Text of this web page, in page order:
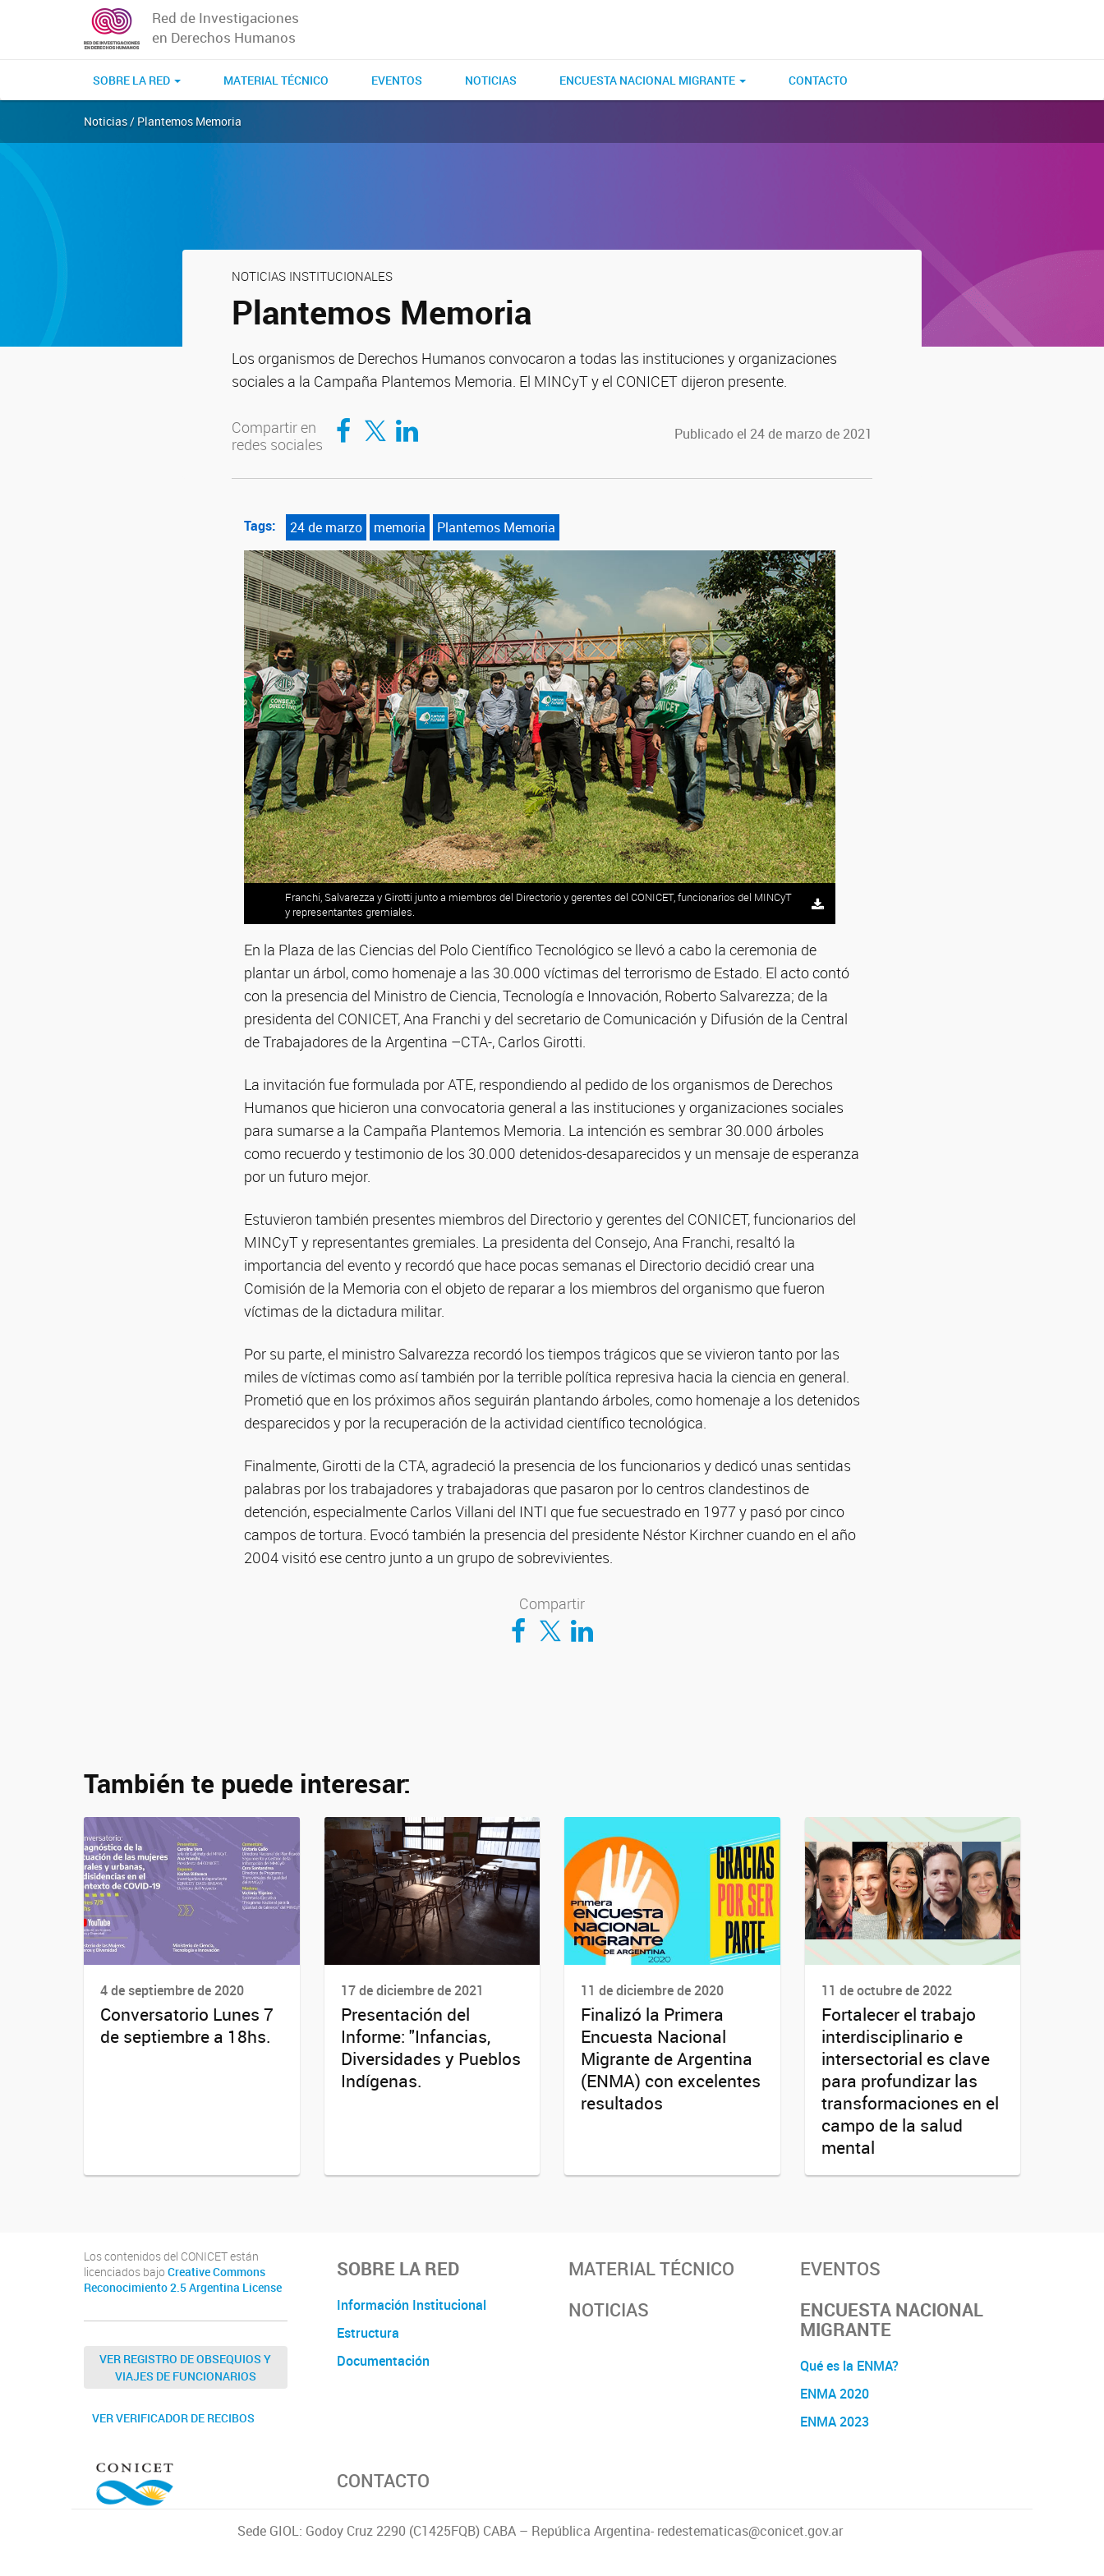
Red de Investigaciones
en Derechos Humanos
SOBRE LA RED MATERIAL TÉCNICO EVENTOS NOTICIAS ENCUESTA NACIONAL MIGRANTE CONTACTO
Noticias / Plantemos Memoria
NOTICIAS INSTITUCIONALES
Plantemos Memoria
Los organismos de Derechos Humanos convocaron a todas las instituciones y organizaciones
sociales a la Campaña Plantemos Memoria. El MINCyT y el CONICET dijeron presente.
Compartir en
redes sociales
Compartir en Facebook Compartir en Twitter Compartir en LinkedIn Publicado el 24 de marzo de 2021
Tags: 24 de marzo memoria Plantemos Memoria
Franchi, Salvarezza y Girotti junto a miembros del Directorio y gerentes del CONICET, funcionarios del MINCyT
y representantes gremiales.
En la Plaza de las Ciencias del Polo Científico Tecnológico se llevó a cabo la ceremonia de
plantar un árbol, como homenaje a las 30.000 víctimas del terrorismo de Estado. El acto contó
con la presencia del Ministro de Ciencia, Tecnología e Innovación, Roberto Salvarezza; de la
presidenta del CONICET, Ana Franchi y del secretario de Comunicación y Difusión de la Central
de Trabajadores de la Argentina –CTA-, Carlos Girotti.
La invitación fue formulada por ATE, respondiendo al pedido de los organismos de Derechos
Humanos que hicieron una convocatoria general a las instituciones y organizaciones sociales
para sumarse a la Campaña Plantemos Memoria. La intención es sembrar 30.000 árboles
como recuerdo y testimonio de los 30.000 detenidos-desaparecidos y un mensaje de esperanza
por un futuro mejor.
Estuvieron también presentes miembros del Directorio y gerentes del CONICET, funcionarios del
MINCyT y representantes gremiales. La presidenta del Consejo, Ana Franchi, resaltó la
importancia del evento y recordó que hace pocas semanas el Directorio decidió crear una
Comisión de la Memoria con el objeto de reparar a los miembros del organismo que fueron
víctimas de la dictadura militar.
Por su parte, el ministro Salvarezza recordó los tiempos trágicos que se vivieron tanto por las
miles de víctimas como así también por la terrible política represiva hacia la ciencia en general.
Prometió que en los próximos años seguirán plantando árboles, como homenaje a los detenidos
desparecidos y por la recuperación de la actividad científico tecnológica.
Finalmente, Girotti de la CTA, agradeció la presencia de los funcionarios y dedicó unas sentidas
palabras por los trabajadores y trabajadoras que pasaron por lo centros clandestinos de
detención, especialmente Carlos Villani del INTI que fue secuestrado en 1977 y pasó por cinco
campos de tortura. Evocó también la presencia del presidente Néstor Kirchner cuando en el año
2004 visitó ese centro junto a un grupo de sobrevivientes.
Compartir
Compartir en Facebook Compartir en Twitter Compartir en LinkedIn
También te puede interesar:
4 de septiembre de 2020
Conversatorio Lunes 7
de septiembre a 18hs.
17 de diciembre de 2021
Presentación del
Informe: "Infancias,
Diversidades y Pueblos
Indígenas.
11 de diciembre de 2020
Finalizó la Primera
Encuesta Nacional
Migrante de Argentina
(ENMA) con excelentes
resultados
11 de octubre de 2022
Fortalecer el trabajo
interdisciplinario e
intersectorial es clave
para profundizar las
transformaciones en el
campo de la salud
mental
Los contenidos del CONICET están
licenciados bajo Creative Commons
Reconocimiento 2.5 Argentina License
VER REGISTRO DE OBSEQUIOS Y
VIAJES DE FUNCIONARIOS
VER VERIFICADOR DE RECIBOS
SOBRE LA RED
Información Institucional
Estructura
Documentación
MATERIAL TÉCNICO
EVENTOS
NOTICIAS
ENCUESTA NACIONAL
MIGRANTE
Qué es la ENMA?
ENMA 2020
ENMA 2023
CONTACTO
Sede GIOL: Godoy Cruz 2290 (C1425FQB) CABA – República Argentina- redestematicas@conicet.gov.ar